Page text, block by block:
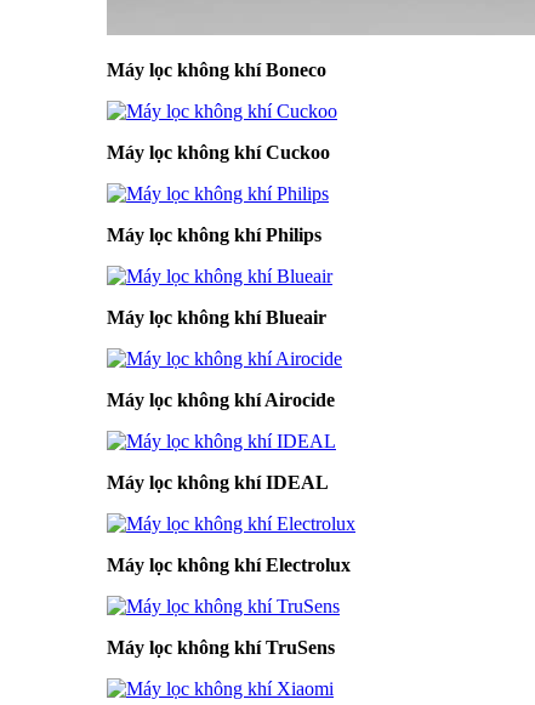
Máy lọc không khí Boneco
Máy lọc không khí Cuckoo
Máy lọc không khí Philips
Máy lọc không khí Blueair
Máy lọc không khí Airocide
Máy lọc không khí IDEAL
Máy lọc không khí Electrolux
Máy lọc không khí TruSens